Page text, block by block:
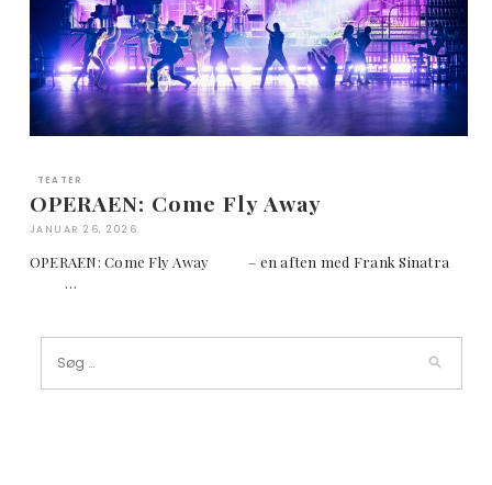
TEATER
OPERAEN: Come Fly Away
JANUAR 26, 2026
OPERAEN: Come Fly Away – en aften med Frank Sinatra
…